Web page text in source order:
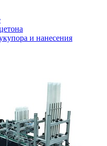
и нанесения